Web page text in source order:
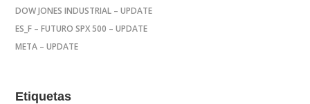
DOW JONES INDUSTRIAL – UPDATE
ES_F – FUTURO SPX 500 – UPDATE
META – UPDATE
Etiquetas